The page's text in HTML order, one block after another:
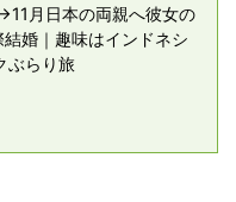
月日本の両親へ彼女の
婚｜趣味はインドネシ
ぶらり旅